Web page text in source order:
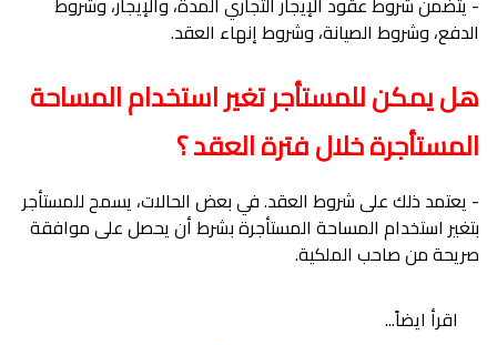
الدفع، وشروط الصيانة، وشروط إنهاء العقد.
هل يمكن للمستأجر تغير استخدام المساحة
المستأجرة خلال فترة العقد ؟
- يعتمد ذلك على شروط العقد. في بعض الحالات، يسمح للمستأجر
بتغير استخدام المساحة المستأجرة بشرط أن يحصل على موافقة
صريحة من صاحب الملكية.
اقرأ ايضاً...